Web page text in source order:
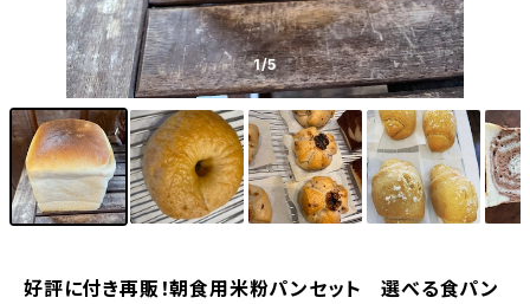
1/5
好評に付き再販！朝食用米粉パンセット 選べる食パン